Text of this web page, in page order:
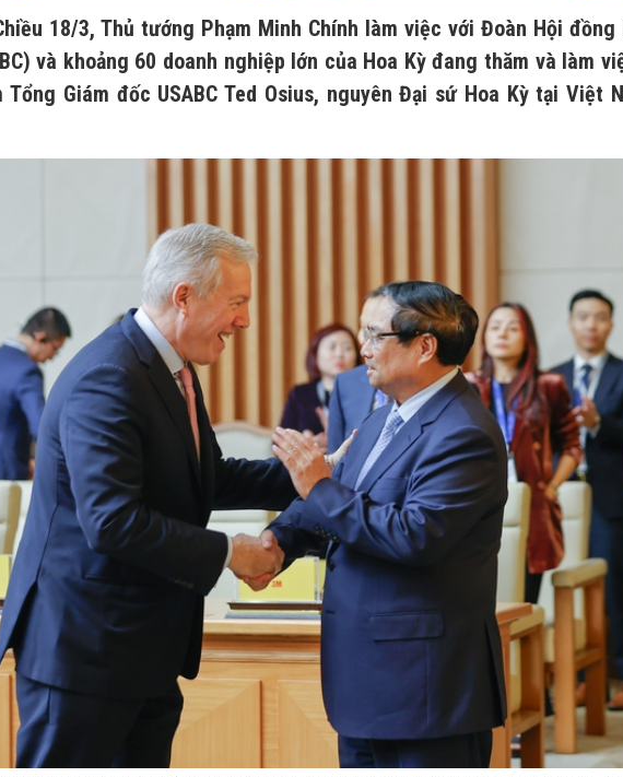
18/3, Thủ tướng Phạm Minh Chính làm việc với Đoàn Hội đồng
và khoảng 60 doanh nghiệp lớn của Hoa Kỳ đang thăm và làm
Giám đốc USABC Ted Osius, nguyên Đại sứ Hoa Kỳ tại Việt